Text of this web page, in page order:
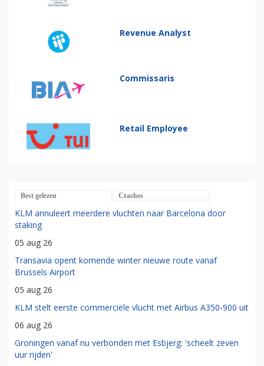
Revenue Analyst
Commissaris
Retail Employee
Best gelezen Crashes
KLM annuleert meerdere vluchten naar Barcelona door
staking
05 aug 26
Transavia opent komende winter nieuwe route vanaf
Brussels Airport
05 aug 26
KLM stelt eerste commerciële vlucht met Airbus A350-900 uit
06 aug 26
Groningen vanaf nu verbonden met Esbjerg: 'scheelt zeven
uur rijden'